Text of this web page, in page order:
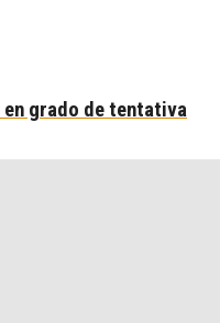
grado de tentativa